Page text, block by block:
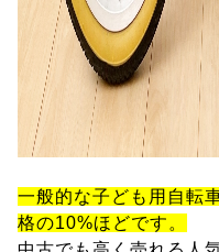
一般的な子ども用自転
格の10%ほどです。